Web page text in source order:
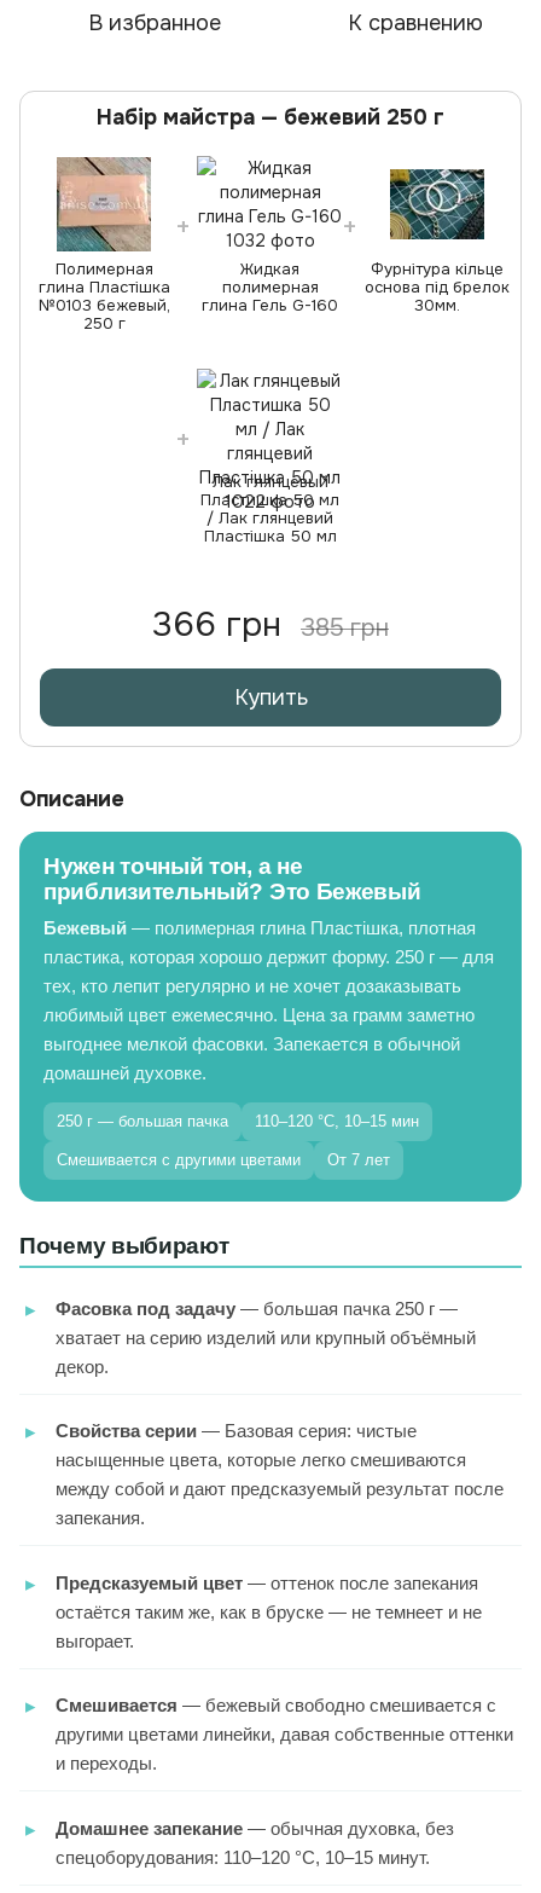
В избранное К сравнению
Набір майстра — бежевий 250 г
Полимерная
глина Пластішка
№0103 бежевый,
250 г
Жидкая
полимерная
глина Гель G-160
Фурнітура кільце
основа під брелок
30мм.
Лак глянцевый
Пластишка 50 мл
/ Лак глянцевий
Пластішка 50 мл
366 грн 385 грн
Купить
Описание
Нужен точный тон, а не
приблизительный? Это Бежевый
Бежевый — полимерная глина Пластішка, плотная
пластика, которая хорошо держит форму. 250 г — для
тех, кто лепит регулярно и не хочет дозаказывать
любимый цвет ежемесячно. Цена за грамм заметно
выгоднее мелкой фасовки. Запекается в обычной
домашней духовке.
250 г — большая пачка 110–120 °C, 10–15 мин
Смешивается с другими цветами От 7 лет
Почему выбирают
Фасовка под задачу — большая пачка 250 г —
хватает на серию изделий или крупный объёмный
декор.
Свойства серии — Базовая серия: чистые
насыщенные цвета, которые легко смешиваются
между собой и дают предсказуемый результат после
запекания.
Предсказуемый цвет — оттенок после запекания
остаётся таким же, как в бруске — не темнеет и не
выгорает.
Смешивается — бежевый свободно смешивается с
другими цветами линейки, давая собственные оттенки
и переходы.
Домашнее запекание — обычная духовка, без
спецоборудования: 110–120 °C, 10–15 минут.